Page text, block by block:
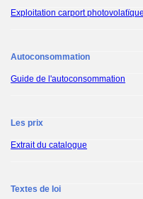
Exploitation carport photovolatïque
Autoconsommation
Guide de l'autoconsommation
Les prix
Extrait du catalogue
Textes de loi